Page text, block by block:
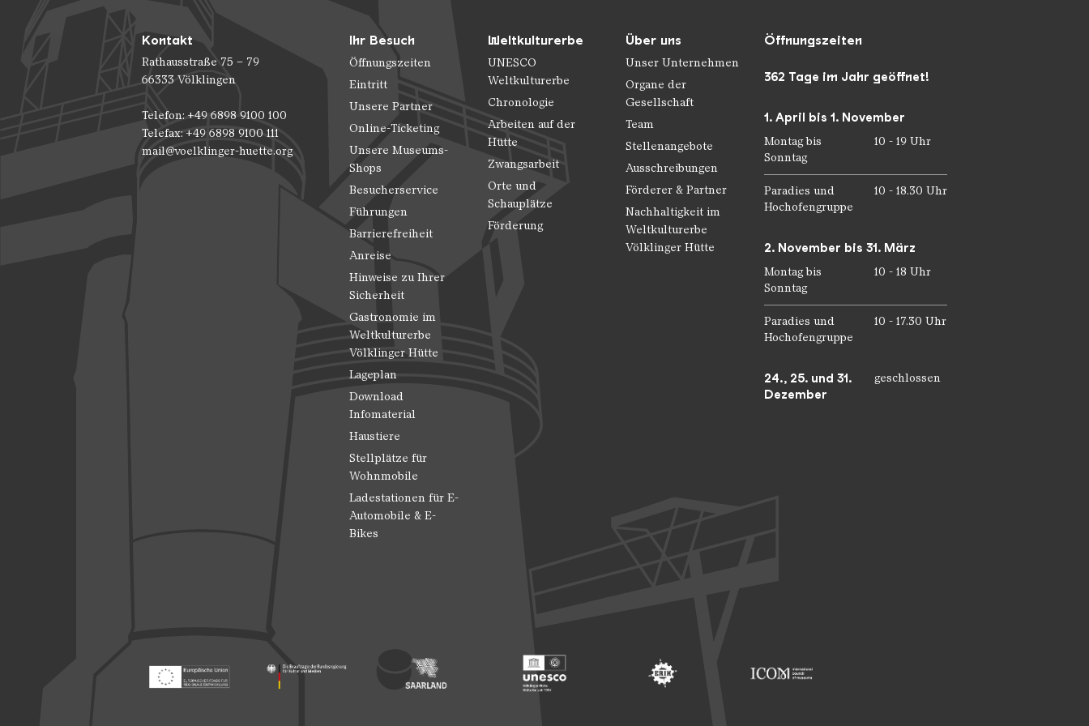
Kontakt
Rathausstraße 75 – 79
66333 Völklingen
Telefon: +49 6898 9100 100
Telefax: +49 6898 9100 111
mail@voelklinger-huette.org
Ihr Besuch
Öffnungszeiten
Eintritt
Unsere Partner
Online-Ticketing
Unsere Museums-
Shops
Besucherservice
Führungen
Barrierefreiheit
Anreise
Hinweise zu Ihrer
Sicherheit
Gastronomie im
Weltkulturerbe
Völklinger Hütte
Lageplan
Download
Infomaterial
Haustiere
Stellplätze für
Wohnmobile
Ladestationen für E-
Automobile & E-
Bikes
Weltkulturerbe
UNESCO
Weltkulturerbe
Chronologie
Arbeiten auf der
Hütte
Zwangsarbeit
Orte und
Schauplätze
Förderung
Über uns
Unser Unternehmen
Organe der
Gesellschaft
Team
Stellenangebote
Ausschreibungen
Förderer & Partner
Nachhaltigkeit im
Weltkulturerbe
Völklinger Hütte
Öffnungszeiten
362 Tage im Jahr geöffnet!
1. April bis 1. November
Montag bis
Sonntag
10 - 19 Uhr
Paradies und
Hochofengruppe
10 - 18.30 Uhr
2. November bis 31. März
Montag bis
Sonntag
10 - 18 Uhr
Paradies und
Hochofengruppe
10 - 17.30 Uhr
24., 25. und 31.
Dezember
geschlossen